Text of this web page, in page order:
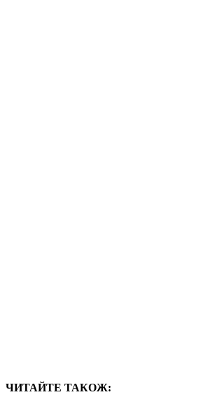
ЧИТАЙТЕ ТАКОЖ: